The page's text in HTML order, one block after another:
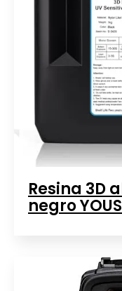
Resina 3D
negro